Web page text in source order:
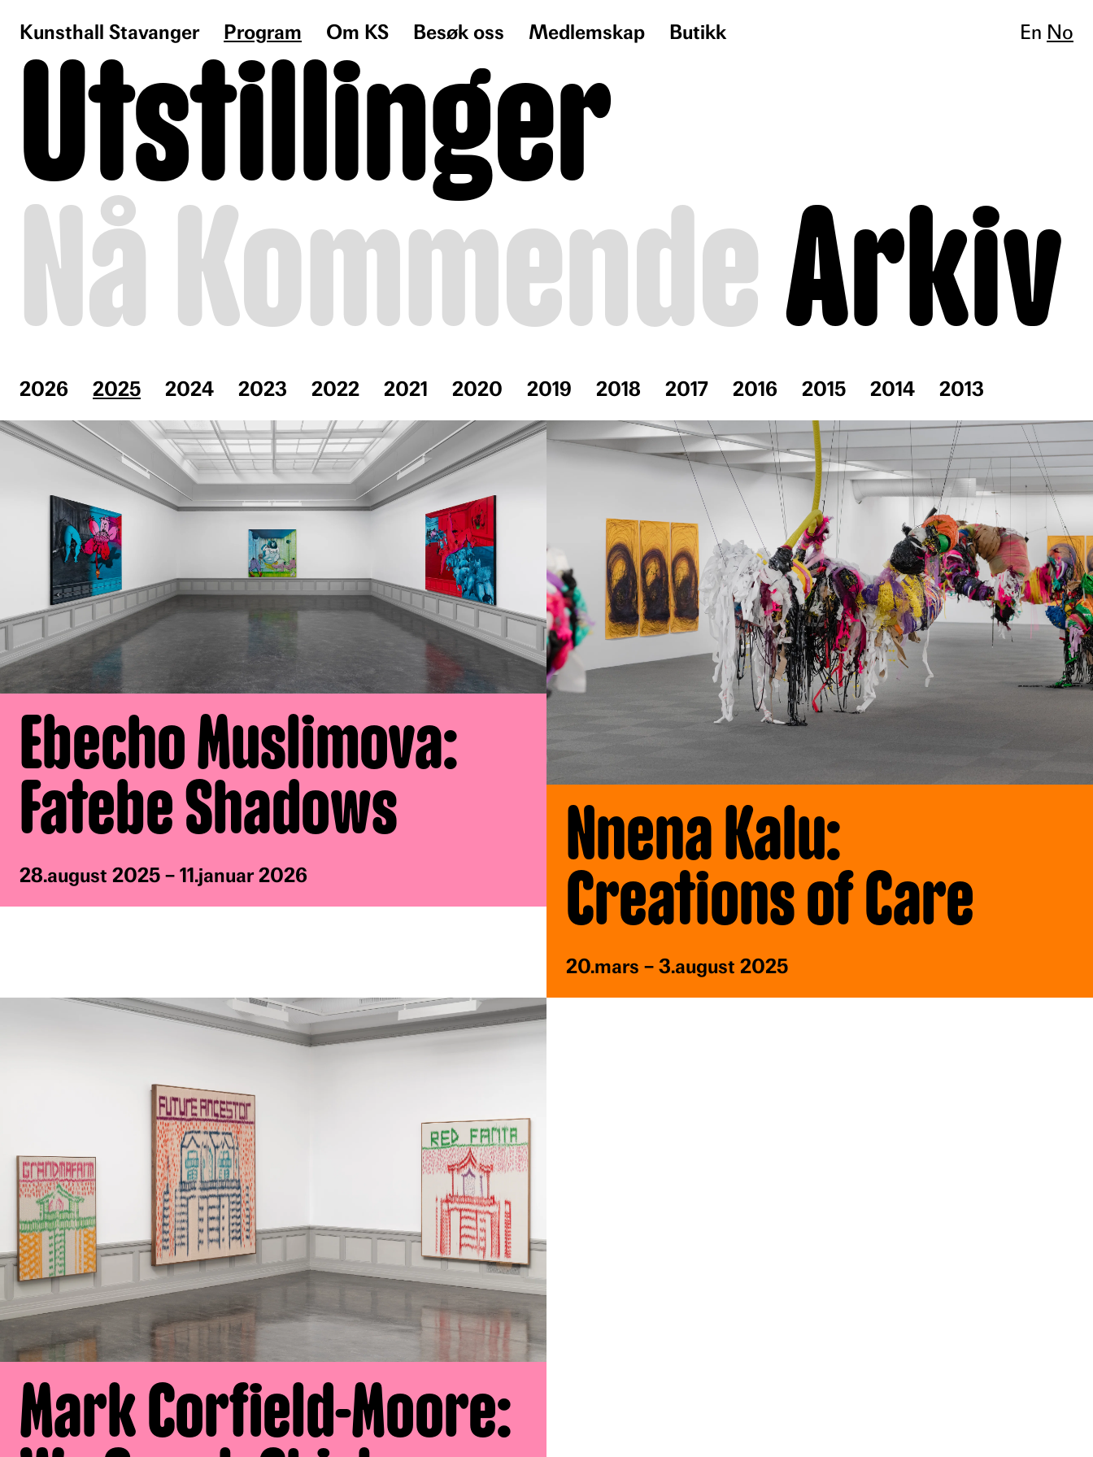
Kunsthall Stavanger Program Om KS Besøk oss Medlemskap Butikk En No
Utstillinger
Nå KommendeArkiv
2026 2025 2024 2023 2022 2021 2020 2019 2018 2017 2016 2015 2014 2013
Ebecho Muslimova:
Fatebe Shadows
28.august 2025 – 11.januar 2026
Nnena Kalu:
Creations of Care
20.mars – 3.august 2025
Mark Corfield-Moore: